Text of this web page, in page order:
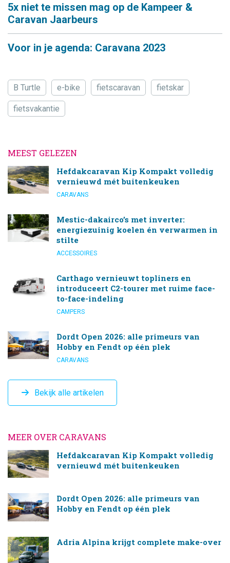
5x niet te missen mag op de Kampeer &
Caravan Jaarbeurs
Voor in je agenda: Caravana 2023
B Turtle e-bike fietscaravan fietskar
fietsvakantie
MEEST GELEZEN
Hefdakcaravan Kip Kompakt volledig
vernieuwd mét buitenkeuken
CARAVANS
Mestic-dakairco’s met inverter:
energiezuinig koelen én verwarmen in
stilte
ACCESSOIRES
Carthago vernieuwt topliners en
introduceert C2-tourer met ruime face-
to-face-indeling
CAMPERS
Dordt Open 2026: alle primeurs van
Hobby en Fendt op één plek
CARAVANS
Bekijk alle artikelen
MEER OVER CARAVANS
Hefdakcaravan Kip Kompakt volledig
vernieuwd mét buitenkeuken
Dordt Open 2026: alle primeurs van
Hobby en Fendt op één plek
Adria Alpina krijgt complete make-over